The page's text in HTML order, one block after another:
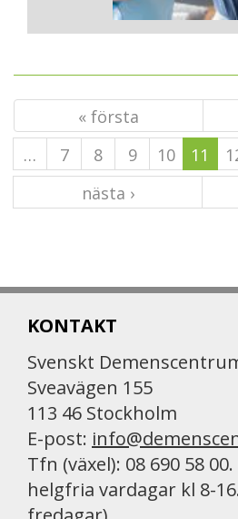
« första
…
7 8 9 10 11
nästa ›
KONTAKT
Svenskt
Sveavägen 155
113 46 Stockholm
E-post:
Tfn (växel): 08 690 58
helgfria vardagar kl 8-